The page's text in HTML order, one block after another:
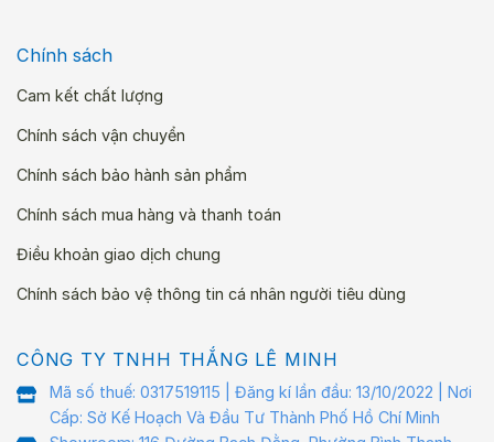
Chính sách
Cam kết chất lượng
Chính sách vận chuyển
Chính sách bảo hành sản phẩm
Chính sách mua hàng và thanh toán
Điều khoản giao dịch chung
Chính sách bảo vệ thông tin cá nhân người tiêu dùng
CÔNG TY TNHH THẮNG LÊ MINH
Mã số thuế: 0317519115 | Đăng kí lần đầu: 13/10/2022 | Nơi
Cấp: Sở Kế Hoạch Và Đầu Tư Thành Phố Hồ Chí Minh